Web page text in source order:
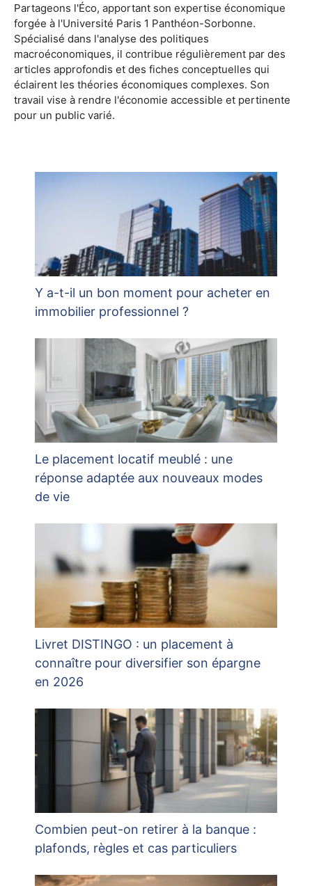
Partageons l'Éco, apportant son expertise économique
forgée à l'Université Paris 1 Panthéon-Sorbonne.
Spécialisé dans l'analyse des politiques
macroéconomiques, il contribue régulièrement par des
articles approfondis et des fiches conceptuelles qui
éclairent les théories économiques complexes. Son
travail vise à rendre l'économie accessible et pertinente
pour un public varié.
Y a-t-il un bon moment pour acheter en
immobilier professionnel ?
Le placement locatif meublé : une
réponse adaptée aux nouveaux modes
de vie
Livret DISTINGO : un placement à
connaître pour diversifier son épargne
en 2026
Combien peut-on retirer à la banque :
plafonds, règles et cas particuliers